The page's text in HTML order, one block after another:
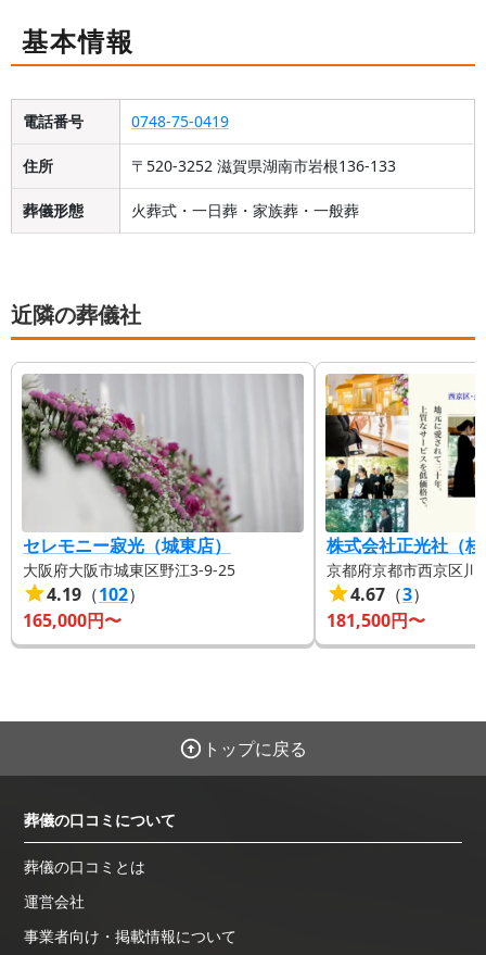
基本情報
電話番号 0748-75-0419
住所 〒520-3252 滋賀県湖南市岩根136-133
葬儀形態 火葬式・一日葬・家族葬・一般葬
近隣の葬儀社
セレモニー寂光（城東店）
大阪府大阪市城東区野江3-9-25
4.19 （102）
165,000円〜
株式会社正光社（
京都府京都市西京区川
4.67 （3）
181,500円〜
トップに戻る
葬儀の口コミについて
葬儀の口コミとは
運営会社
事業者向け・掲載情報について